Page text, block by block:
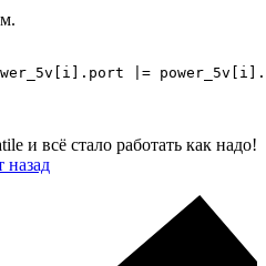
|=
и всё стало работать как надо!
назад